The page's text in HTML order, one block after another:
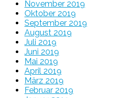
November 2019
Oktober 2019
September 2019
August 2019
Juli 2019
Juni 2019
Mai 2019
April 2019
März 2019
Februar 2019